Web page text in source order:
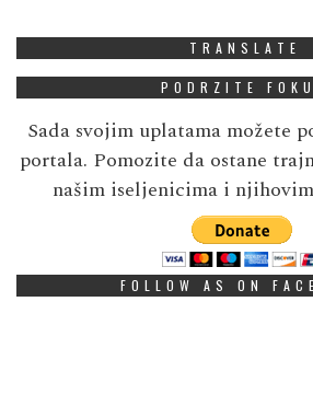
TRANSLATE
PODRZITE
Sada svojim uplatama možete
portala. Pomozite da ostane
našim iseljenicima i
FOLLOW AS ON